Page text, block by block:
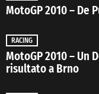
MotoGP 2010 –
RACING
MotoGP 2010 – Un
risultato a Brno